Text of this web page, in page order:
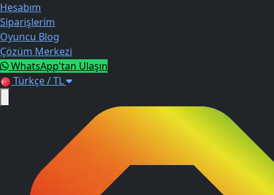
Hesabım
Siparişlerim
Oyuncu Blog
Çözüm Merkezi
WhatsApp'tan Ulaşın
Türkçe / TL